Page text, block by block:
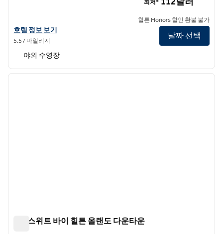
힐튼 가든 인 올랜도 다운타운의 호텔 정보 보기
호텔 정보 보기
5.57 마일리지
최저*
힐튼 Honors 할인 환불 불가
날짜 선택
야외 수영장
1/12
다음
홈2 스위트 바이 힐튼 올랜도 다운타운